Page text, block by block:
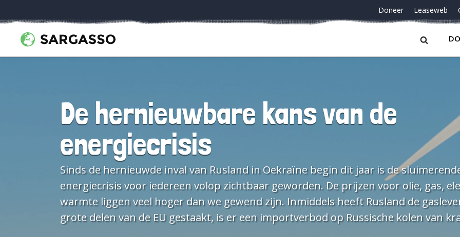
Doneer Leaseweb
De hernieuwbare kans van de
energiecrisis
Sinds de hernieuwde inval van Rusland in Oekraïne begin dit jaar is de sluimerende Europese energiecrisis voor iedereen volop zichtbaar geworden. De prijzen voor olie, gas, elektriciteit en warmte liggen veel hoger dan we gewend zijn. Inmiddels heeft Rusland de gasleveringen naar grote delen van de EU gestaakt, is er een importverbod op Russische kolen van kracht en wordt het importverbod op olie op 5 december van kracht. Dat laatste zorgt dat ook de kosten voor diesel naar verwachting hoog blijven. Aanbodcrisis Het dichtdraaien van de gaskraan naar West-Europa en het importverbod op kolen en olie uit Rusland heeft een groot effect op de Europese energiemarkt, omdat de EU voor de meer dan de helft van z'n energievoorziening afhankelijk is van import. Volgens Eurostat importeerde de EU in 2020 29% van zijn ruwe olie uit Rusland, 43% van het aardgas en 54% van de steenkolen. Er zijn grote verschillen tussen lidstaten van de EU, maar bijna allemaal hebben ze op een manier last van het stilvallen van de import uit Rusland. Een situatie die naar het er uit ziet voorlopig ook nog niet voorbij is. Zelfs als de oorlog in Oekraïne snel voorbij is is het de vraag of Europese beleidsmakers terug willen naar een situatie waarin ze zo afhankelijk zijn van Rusland voor de Europese energievoorziening. Dat heeft gevolgen voor huishoudens, maar ook voor het bedrijfsleven. Het effect van het dichtdraaien van de gaskraan naar West-Europa en het importverbod op kolen en olie uit Rusland wordt versterkt doordat in Frankrijk nog steeds een groot deel van de kerncentrales stil ligt voor onderhoud. Deels door regulier onderhoud, deels vanwege reparaties. De verwachting is dat de volle capaciteit eind februari 2023 weer beschikbaar is. Op dit moment ligt bijna de helft van de capaciteit aan Franse kerncentrales stil. Rusland doet er momenteel nog een schepje bovenop door het vernietigen van de Oekraïense energiecentrales, waardoor Oekraïne zelf onvoldoende stroom heeft laat staan kan exporteren. Deze factoren maken de pijn van de door de inval in Oekraïne veroorzaakte aanbodcrisis nog een tandje erger, want het zorgt voor nog sterker stijgende prijzen. Amerikaans protectionisme De Verenigde Staten doen stevig hun best om in het gat te springen dat het wegvallen van Russisch aanbod van olie en gas veroorzaakt. Voor aardgas gaat het dan LNG gemaakt van schaliegas. Een welkom, maar zeker niet milieuvriendelijk alternatief voor de korte termijn. Europa werkt ook aan het opkopen van LNG in andere landen. Alhoewel de hoofdprijs uit Qatar naar China gaat: 4 miljoen ton LNG voor 27 jaar. Europese energiebedrijven (en overheden) hebben vooralsnog het nakijken. Amerika zet naast het verhogen van de export van aardgas naar de EU in op het versterken van de eigen economie. Bijvoorbeeld door de Buy American voorzieningen in de Inflation Reduction Act (IRA). Daarin is steun opgenomen voor onder andere elektrische auto’s, mits deze in een toenemend aandeel van Amerikaanse makelij zijn. Daarmee zet Biden de lijn van Trump door. Doel is om minder afhankelijk te worden van China, maar de voorwaarden zijn ook een drukmiddel op de EU om zich verder los te koppelen van China. Steunpakketten voor bedrijfsleven en huishoudens Veel overheden, waaronder de Nederlandse, hebben een noodpakket in elkaar gezet met steun voor huishoudens en (een deel van) het bedrijfsleven om te helpen bij de fors hogere prijzen. Ondanks die tijdelijke maatregelen is de verwachting dat het voor Europese huishoudens, bedrijfsleven en maatschappelijke organisaties een kostbare winter wordt. De prijsniveaus van het Nederlandse prijsplafond liggen namelijk behoorlijk boven de prijzen van de afgelopen jaren en 40 jaar loonmatiging helpt niet mee om de rekening betaalbaar te houden. Concurrentiepositie Europese industrie Voor het bedrijfsleven, zeker voor grootverbruikers van energie, vormt combinatie van hoge energieprijzen in de EU met het ‘buy American’ deel van de Amerikaanse Inflation Reduction Act een reden om hun locatiekeuze te (her)overwegen. Komt die nieuwe fabriek (en de bijbehorende werkgelegenheid en kennisontwikkeling) in de EU of in de VS? Zelfs de Europese troefkaart op gebied van energieoplag, Northvolt, kijkt naar de VS voor nieuwe batterijfabrieken. Dat maakt het voor beleidsmakers in de EU, en in Nederland, des te prangender om na te denken over welke bedrijfstakken we hier willen krijgen, hebben en houden. En moet die fabriek dan in Nederland gevestigd zijn, of zijn er locaties binnen de EU die beter voldoet vanuit beschikbare energie? Willen we bijvoorbeeld een kunstmestfabriek, die zich richt op export, houden in Nederland? Momenteel verbruikt een kunstmestfabriek veel aardgas, dat is te vervangen door waterstof. Waterstof vergt echter veel extra wind- en zonne-energie. Accepteren we die in onze achtertuin of op de Noordzee omwille van de productie van kunstmest? Of heeft kunstmest geen (of een kleinere) rol in het landbouwsysteem waar we naartoe willen? Willen we datacenters die veel elektriciteit vragen, maar zich deels op Afrika richten? Zetten we in op fietsen, wandelen en ov, wat volgens het ontwerp klimaatplan nodig is om de klimaatdoelen op langere termijn te halen, of blijven we geld steken in elektrische auto’s? Bouwers van elektrische auto’s hebben we niet in Nederland, bedrijven die elektrische bussen en (elektrische) fietsen maken wel. Energieproductie opschroeven De huidige energiecrisis is een aanbodcrisis. Deels is dit op te vangen door vraagvermindering en gedragsverandering. Deels door het vinden van nieuw buitenlands aanbod van olie, kolen en gas. Dat gaat echter niet genoeg zijn en het vinden van alternatieve fossiele bronnen past echter niet in de klimaatdoelen van Nederland en de EU. Dat extra gaswinning in Groningen lastiger ligt dan vaak wordt gedacht heb ik al eerder toegelicht. Voor de lange termijn werkt het kabinet aan twee extra kerncentrales. Volgens RTL Nieuws komen deze in Zeeland. De verwachting is dat deze rond 2035-2036 operationeel zijn. Dat is te laat om een bijdrage te leveren aan het oplossen van de huidige aanbodcrisis. Als ze al rond die tijd operationeel zijn, want kostenoverschrijdingen en vertragingen zijn schering en inslag bij de bouw van nieuwe kerncentrales, zie ook deze eerdere berichten. En ja, dat geld ook bij de nieuwe troetelcentrales van het type small modular reactors, zoals het Institute for Energy Economics and Financial Analysis in februari 2022 al schreef en NuScale deze maand bevestigde met een prijsstijging van 58 naar 100 dollar/MWh. De eerste module wordt opgeleverd in 2029 (was oorspronkelijk 2024). Mocht u wel vertrouwen hebben in nieuwe kerncentrales dan kunt u zich aansluiten bij de atoomcoöperatie (al zijn we daar eigenlijk allemaal lid van). Voor de korte en middellange termijn biedt het versnellen van de bouw van hernieuwbare energie mogelijk wel een oplossing. De NVDE heeft daar vorig jaar al voorstellen voor gedaan en heeft deze recent aangevuld met een oproep om energietransitie prioriteit te geven bij de reductie van stikstof. Ook in Europees verband zijn er voor de komende 18 maanden afspraken gemaakt over het versnellen van procedures voor vergunningverlening aan duurzame energieprojecten. Meer betaalbare groene stroom Het vergroten van het aanbod aan elektriciteit van wind- en zonne-energie kan meer betaalbare groene stroom beschikbaar maken. De kostprijzen voor nieuwe wind- en zonne-energie op land lagen in 2022 namelijk onder de 6 Eurocent per kilowattuur voor wind op land en onder de 8 Eurocent per kilowattuur voor zonne-energie. Zelfs met de huidige stijgende prijzen voor grondstoffen en arbeid liggen deze kostprijzen ruim lager dan de prijzen van elektriciteit die geproduceerd wordt met kolen- en gascentrales. Het is alleen wel zaak om te zorgen dat de groene stroom niet voor de huidige marktprijs beschikbaar komt voor huishoudens en bedrijven, maar voor een betaalbaar tarief en liefst ook stabiel tarief. Gelukkig zijn er voorbeelden van initiatieven in Nederland en in het buitenland die daar al aan werken. Zo werken energiecoöperaties aan overeenkomsten tussen producent en afnemer, buiten de elektriciteitsbeurs om. Voor investeerders (lokale energiecoöperaties, maar ook commerciële investeerders) levert dit meer zekerheid op over de lange termijn opbrengsten van de elektriciteit die ze produceren. Voor afnemers van elektriciteit is het prettig als ze niet de huidige hoofdprijs hoeven te betalen. Een belangrijke term om dat te bereiken is gelijktijdigheid: kan je zorgen dat leden of afnemers de groene stroom afnemen op het moment dat deze geproduceerd wordt. Hoe beter dat lukt, hoe minder elektriciteit ingekocht hoeft te worden van andere energiebronnen (bv gas- en kolencentrales)